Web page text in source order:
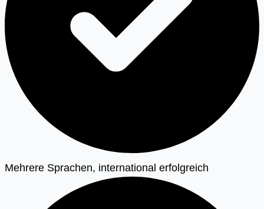
Mehrere Sprachen, international erfolgreich